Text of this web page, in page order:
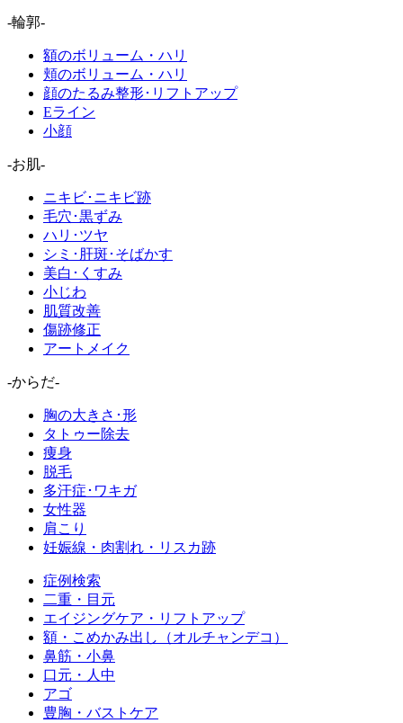
-輪郭-
額のボリューム・ハリ
頬のボリューム・ハリ
顔のたるみ整形･リフトアップ
Eライン
小顔
-お肌-
ニキビ･ニキビ跡
毛穴･黒ずみ
ハリ･ツヤ
シミ･肝斑･そばかす
美白･くすみ
小じわ
肌質改善
傷跡修正
アートメイク
-からだ-
胸の大きさ･形
タトゥー除去
痩身
脱毛
多汗症･ワキガ
女性器
肩こり
妊娠線・肉割れ・リスカ跡
症例検索
二重・目元
エイジングケア・リフトアップ
額・こめかみ出し（オルチャンデコ）
鼻筋・小鼻
口元・人中
アゴ
豊胸・バストケア